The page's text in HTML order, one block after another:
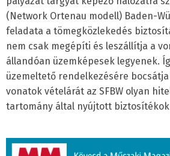
(Network Ortenau modell) Baden-
feladata a tömegközlekedés
nem csak megépíti és leszállítja a
állandóan üzemképesek legyenek.
üzemeltető rendelkezésére
vonatok vételárát az SFBW olyan
tartomány által nyújtott